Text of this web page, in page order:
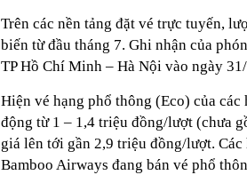
Trên các nền tảng đặt vé trực tuyến,
biến từ đầu tháng 7. Ghi nhận của
TP Hồ Chí Minh – Hà Nội vào ngày
Hiện vé hạng phổ thông (Eco) của
động từ 1 – 1,4 triệu đồng/lượt (chưa
giá lên tới gần 2,9 triệu đồng/lượt.
Bamboo Airways đang bán vé phổ